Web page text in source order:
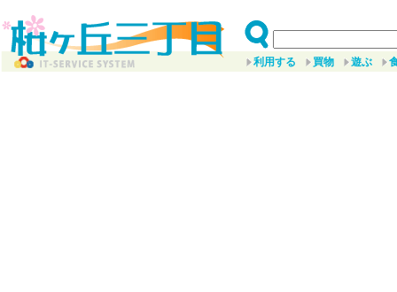
利用する 買物 遊ぶ